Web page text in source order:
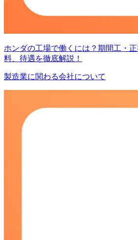
ホンダの工場で働くには？期間工・
料、待遇を徹底解説！
製造業に関わる会社について